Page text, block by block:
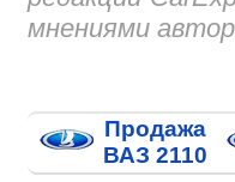
мнениями
Продажа
ВАЗ 2110